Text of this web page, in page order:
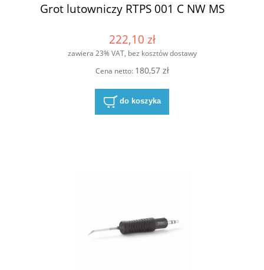
Grot lutowniczy RTPS 001 C NW MS
222,10 zł
zawiera 23% VAT, bez kosztów dostawy
Cena netto: 180,57 zł
do koszyka